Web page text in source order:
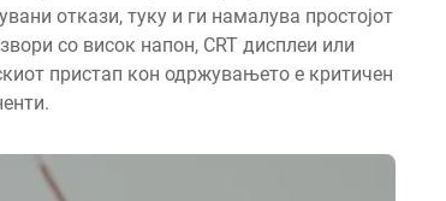
откази, туку и ги намалува простојот
со висок напон, CRT дисплеи или
пристап кон одржувањето е критичен